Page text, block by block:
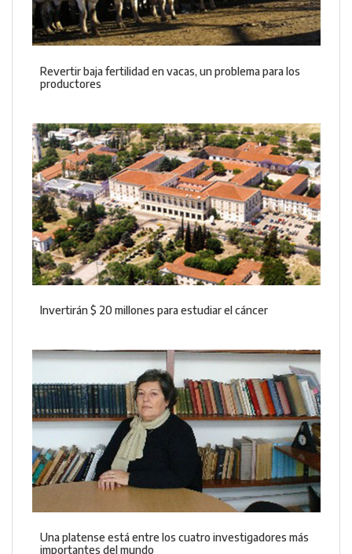
Revertir baja fertilidad en vacas, un problema para los
productores
Invertirán $ 20 millones para estudiar el cáncer
Una platense está entre los cuatro investigadores más
importantes del mundo